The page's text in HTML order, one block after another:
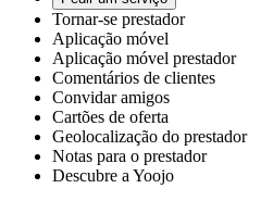
Tornar-se prestador
Aplicação móvel
Aplicação móvel prestador
Comentários de clientes
Convidar amigos
Cartões de oferta
Geolocalização do prestador
Notas para o prestador
Descubre a Yoojo